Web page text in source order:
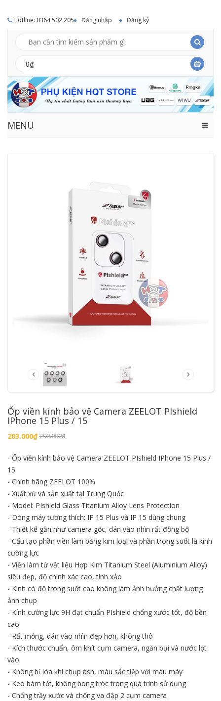
Hotline: 0364.502.205 Đăng nhập Đăng ký
0₫
MENU
Ốp viền kính bảo vệ Camera ZEELOT Plshield
IPhone 15 Plus / 15
203.000₫ 290.000₫
- Ốp viền kính bảo vệ Camera ZEELOT PIshield IPhone 15 Plus /
15
- Chính hãng ZEELOT 100%
- Xuất xứ và sản xuất tại Trung Quốc
- Model: PIshield Glass Titanium Alloy Lens Protection
- Dòng máy tương thích: IP 15 Plus và IP 15 dùng chung
- Thiết kế gần như camera gốc, dán vào nhìn rất đồng bộ
- Cấu tạo phần viền làm bằng kim loại và phần trong suốt là kính
cường lực
- Viền làm từ vật liệu Hợp Kim Titanium Steel (Aluminium Alloy)
siêu đẹp, độ chính xác cao, tinh xảo
- Kính có độ trong suốt cao không làm ảnh hưởng chất lượng
ảnh chụp
- Kính cường lực 9H đạt chuẩn PIshield chống xước tốt, độ bền
cao
- Rất mỏng, dán vào nhìn đẹp hơn, không thô
- Kích thước chuẩn, ôm khít cụm camera, ngăn bụi và nước lọt
vào
- Không bị lóa khi chụp flash, màu sắc tiệp với màu máy
- Keo bám tốt, không bong tróc trong quá trình sử dụng
- Chống trầy xước và chống va đập 2 cụm camera